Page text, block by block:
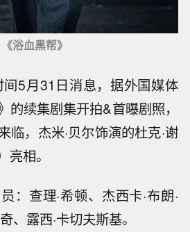
《浴血黑帮》
5月31日消息，据外国媒体
的续集剧集开拍&首曝剧照，
临，杰米·贝尔饰演的杜克·谢
相。
：查理·希顿、杰西卡·布朗·
、露西·卡切夫斯基。